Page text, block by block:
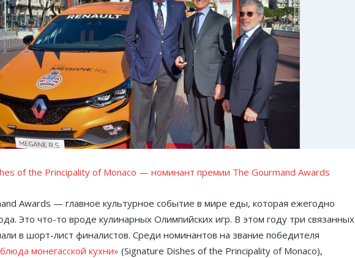
of the Principality of Monaco — номинант премии The Gourmand Awards
Awards — главное культурное событие в мире еды, которая ежегодно
Это что-то вроде кулинарных Олимпийских игр. В этом году три связанных
в шорт-лист финалистов. Среди номинантов на звание победителя
монегасской кухни» (Signature Dishes of the Principality of Monaco),